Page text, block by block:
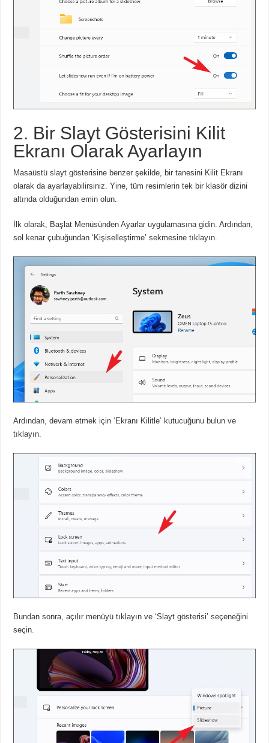
2. Bir Slayt Gösterisini Kilit
Ekranı Olarak Ayarlayın
Masaüstü slayt gösterisine benzer şekilde, bir tanesini Kilit Ekranı
olarak da ayarlayabilirsiniz.Yine, tüm resimlerin tek bir klasör dizini
altında olduğundan emin olun.
İlk olarak, Başlat Menüsünden Ayarlar uygulamasına gidin.Ardından,
sol kenar çubuğundan ‘Kişiselleştirme’ sekmesine tıklayın.
Ardından, devam etmek için ‘Ekranı Kilitle’ kutucuğunu bulun ve
tıklayın.
Bundan sonra, açılır menüyü tıklayın ve ‘Slayt gösterisi’ seçeneğini
seçin.